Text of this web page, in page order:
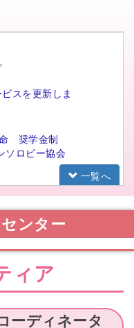
スを更新しま
命 奨学金制
ソロピー協会
援事業 イメー
ポーザルの実
様へ
一覧へ
ンター
ィア
ーディネータ